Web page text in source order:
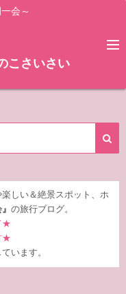
会～
こさいさい
しい＆絶景スポット、ホ
の旅行ブログ。
★
★
います。